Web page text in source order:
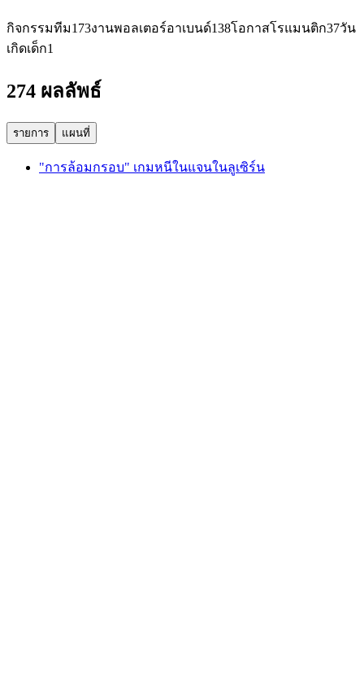
กิจกรรมทีม173งานพอลเตอร์อาเบนด์138โอกาสโรแมนติก37วัน
เกิดเด็ก1
274 ผลลัพธ์
รายการ แผนที่
"การล้อมกรอบ" เกมหนีในแจนในลูเซิร์น